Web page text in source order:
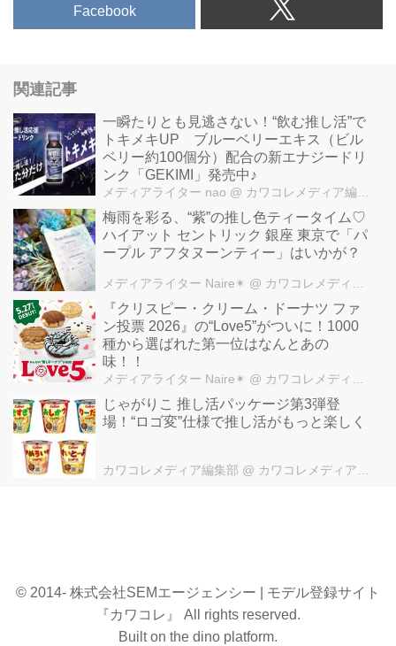
Facebook
関連記事
一瞬たりとも見逃さない！“飲む推し活”で
トキメキUP ブルーベリーエキス（ビル
ベリー約100個分）配合の新エナジードリ
ンク「GEKIMI」発売中♪
メディアライター nao @ カワコレメディア編集部
梅雨を彩る、“紫”の推し色ティータイム♡
ハイアット セントリック 銀座 東京で「パ
ープル アフタヌーンティー」はいかが？
メディアライター Naire✴︎ @ カワコレメディア編集部
『クリスピー・クリーム・ドーナツ ファ
ン投票 2026』の“Love5”がついに！1000
種から選ばれた第一位はなんとあの
味！！
メディアライター Naire✴︎ @ カワコレメディア編集部
じゃがりこ 推し活パッケージ第3弾登
場！“ロゴ変”仕様で推し活がもっと楽しく
カワコレメディア編集部 @ カワコレメディア編集部
© 2014- 株式会社SEMエージェンシー | モデル登録サイト
『カワコレ』 All rights reserved.
Built on the dino platform.